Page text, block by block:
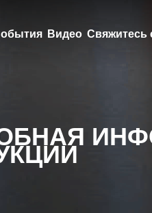
Видео Свяжитесь